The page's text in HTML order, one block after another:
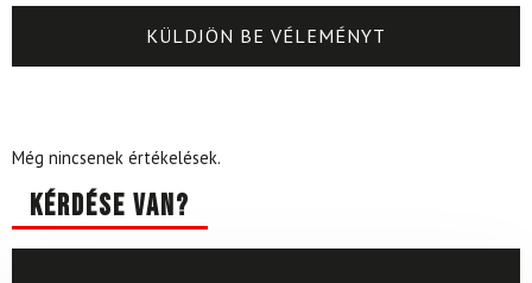
Még nincsenek értékelések.
Kérdése van?